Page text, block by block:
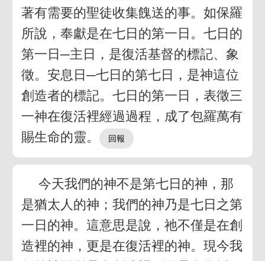
著有需要的聖徒收集餽送的事。如保羅
所說，奉獻是在七日的第一日。七日的
第一日─主日，是復活基督的標記、象
徵。安息日─七日的第七日，是神這位
創造者的標記。七日的第一日，表徵三
一神在復活裡經過過程，成了包羅萬有
賜生命的靈。
今天我們的神不是第七日的神，那
是猶太人的神；我們的神乃是七日之第
一日的神。這意思是說，祂不僅是在創
造裡的神，更是在復活裡的神。現今我